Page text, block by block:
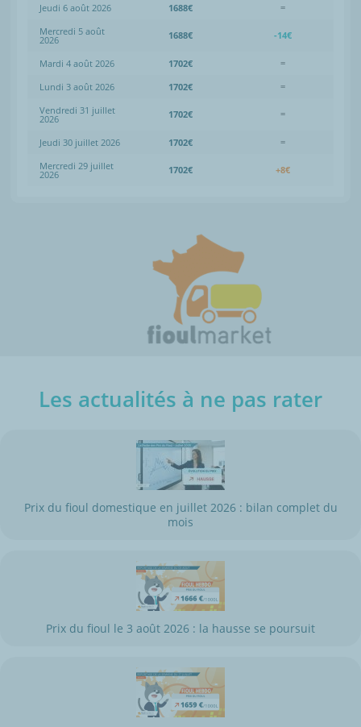
Jeudi 6 août 2026 1688€
=
Mercredi 5 août
2026 1688€ -14€
Mardi 4 août 2026 1702€
=
Lundi 3 août 2026
1702€
=
Vendredi 31 juillet
2026 1702€ =
Jeudi 30 juillet 2026 1702€
=
Mercredi 29 juillet
2026 1702€ +8€
Les actualités à ne pas rater
Prix du fioul domestique en juillet 2026 : bilan complet du
mois
Prix du fioul le 3 août 2026 : la hausse se poursuit